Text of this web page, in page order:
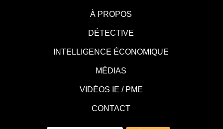
À PROPOS
DÉTECTIVE
INTELLIGENCE ÉCONOMIQUE
MÉDIAS
VIDÉOS IE / PME
CONTACT